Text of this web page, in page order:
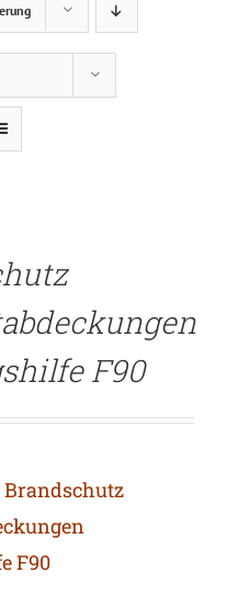
F90
Brandschutz
F90